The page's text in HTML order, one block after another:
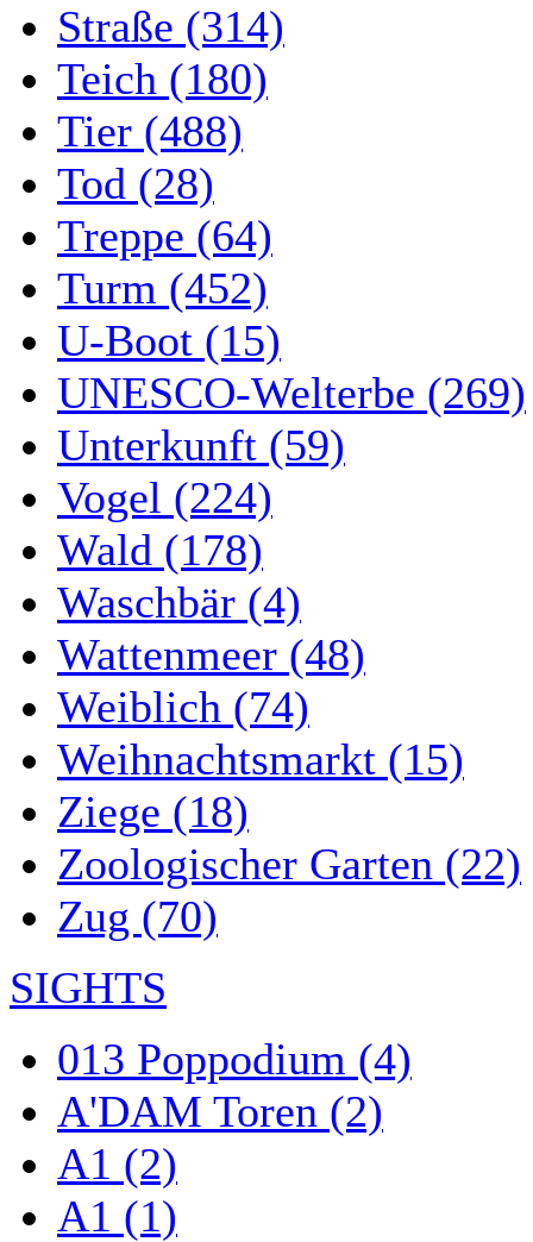
Straße (314)
Teich (180)
Tier (488)
Tod (28)
Treppe (64)
Turm (452)
U-Boot (15)
UNESCO-Welterbe (269)
Unterkunft (59)
Vogel (224)
Wald (178)
Waschbär (4)
Wattenmeer (48)
Weiblich (74)
Weihnachtsmarkt (15)
Ziege (18)
Zoologischer Garten (22)
Zug (70)
SIGHTS
013 Poppodium (4)
A'DAM Toren (2)
A1 (2)
A1 (1)